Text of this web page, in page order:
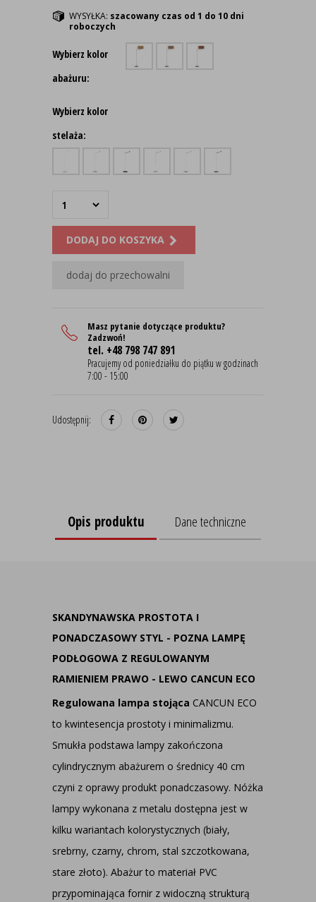
WYSYŁKA: szacowany czas od 1 do 10 dni
roboczych
Wybierz kolor
abażuru:
Wybierz kolor
stelaża:
DODAJ DO KOSZYKA
dodaj do przechowalni
Masz pytanie dotyczące produktu?
Zadzwoń!
tel. +48 798 747 891
Pracujemy od poniedziałku do piątku w godzinach
7:00 - 15:00
Udostępnij:
Opis produktu Dane techniczne
SKANDYNAWSKA PROSTOTA I
PONADCZASOWY STYL - POZNA LAMPĘ
PODŁOGOWA Z REGULOWANYM
RAMIENIEM PRAWO - LEWO CANCUN ECO
Regulowana lampa stojąca CANCUN ECO
to kwintesencja prostoty i minimalizmu.
Smukła podstawa lampy zakończona
cylindrycznym abażurem o średnicy 40 cm
czyni z oprawy produkt ponadczasowy. Nóżka
lampy wykonana z metalu dostępna jest w
kilku wariantach kolorystycznych (biały,
srebrny, czarny, chrom, stal szczotkowana,
stare złoto). Abażur to materiał PVC
przypominająca fornir z widoczną strukturą